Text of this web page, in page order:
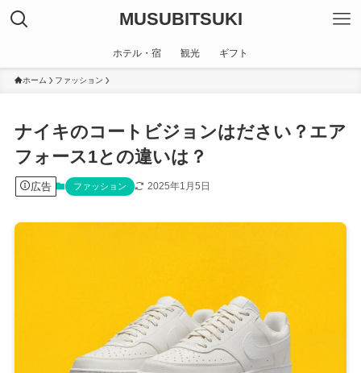
MUSUBITSUKI
ホテル・宿 観光 ギフト
ホーム ファッション
ナイキのコートビジョンはださい？エア
フォース1との違いは？
広告 ファッション 2025年1月5日